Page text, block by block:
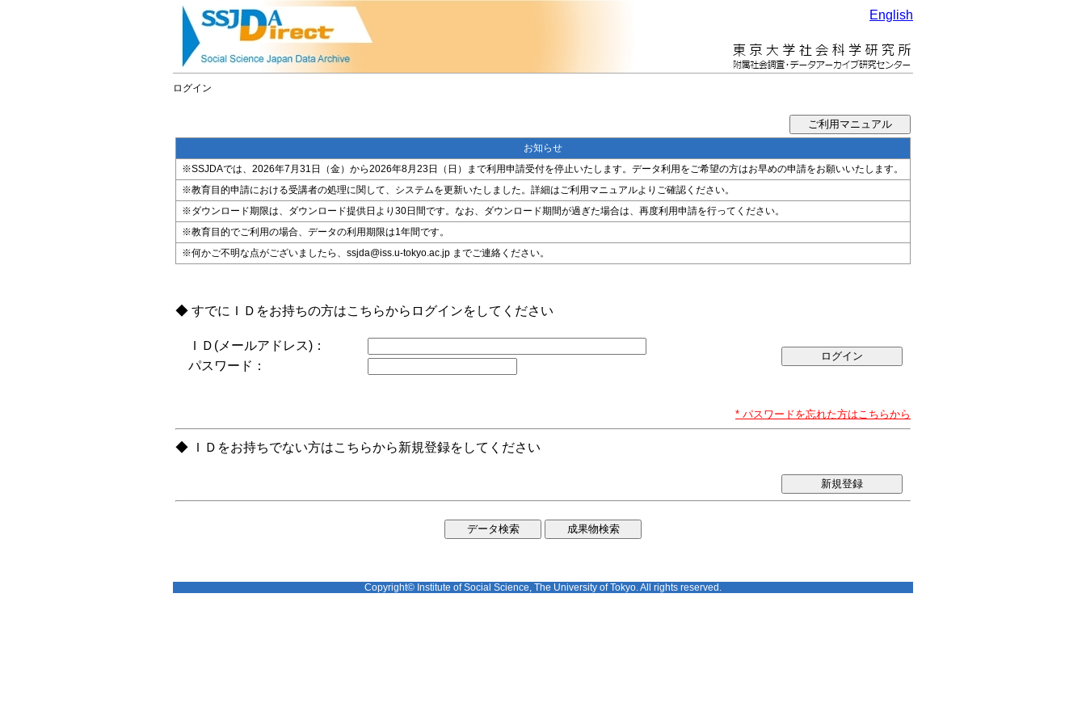
English
ログイン
お知らせ
※SSJDAでは、2026年7月31日（金）から2026年8月23日（日）まで利用申請受付を停止いたします。データ利用をご希望の方はお早めの申請をお願いいたします。
※教育目的申請における受講者の処理に関して、システムを更新いたしました。詳細はご利用マニュアルよりご確認ください。
※ダウンロード期限は、ダウンロード提供日より30日間です。なお、ダウンロード期間が過ぎた場合は、再度利用申請を行ってください。
※教育目的でご利用の場合、データの利用期限は1年間です。
※何かご不明な点がございましたら、ssjda@iss.u-tokyo.ac.jp までご連絡ください。
◆ すでにＩＤをお持ちの方はこちらからログインをしてください
ＩＤ(メールアドレス)：
パスワード：
* パスワードを忘れた方はこちらから
◆ ＩＤをお持ちでない方はこちらから新規登録をしてください
新規登録
Copyright© Institute of Social Science, The University of Tokyo. All rights reserved.